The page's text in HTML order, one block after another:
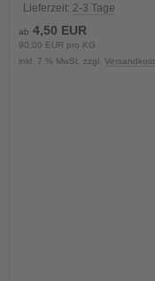
Lieferzeit: 2-3 Tage
ab 4,50 EUR
90,00 EUR pro KG
inkl. 7 % MwSt. zzgl.